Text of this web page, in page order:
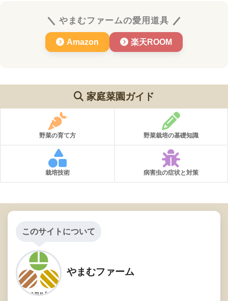
やまむファームの愛用道具
Amazon 楽天ROOM
家庭菜園ガイド
野菜の育て方 野菜栽培の基礎知識
栽培技術 病害虫の症状と対策
このサイトについて
やまむファーム